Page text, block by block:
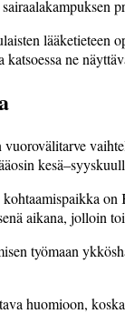
ne
on
aikana, jolloin
työmaan
huomioon,